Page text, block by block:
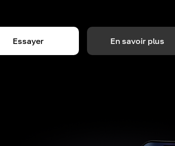
Essayer En savoir plus